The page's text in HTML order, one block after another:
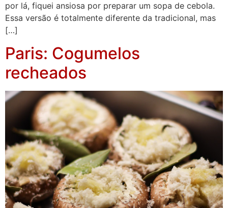
por lá, fiquei ansiosa por preparar um sopa de cebola.
Essa versão é totalmente diferente da tradicional, mas
[…]
Paris: Cogumelos
recheados